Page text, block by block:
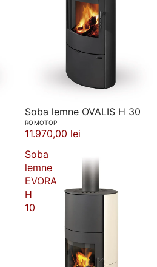
Soba lemne OVALIS H 30
ROMOTOP
11.970,00 lei
Soba
lemne
EVORA
H
10